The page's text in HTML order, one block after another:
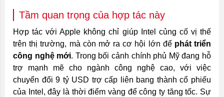
Tầm quan trọng của hợp tác này
Hợp tác với Apple không chỉ giúp Intel củng cố vị thế
trên thị trường, mà còn mở ra cơ hội lớn để phát triển
công nghệ mới. Trong bối cảnh chính phủ Mỹ đang hỗ
trợ mạnh mẽ cho ngành công nghệ cao, với việc
chuyển đổi 9 tỷ USD trợ cấp liên bang thành cổ phiếu
của Intel, đây là thời điểm vàng để công ty tăng tốc. Sự